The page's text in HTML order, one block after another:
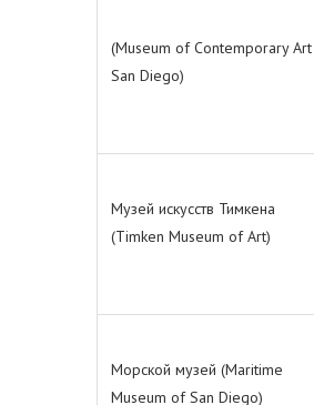
(Museum of Contemporary Art
San Diego)
Музей искусств Тимкена
(Timken Museum of Art)
Морской музей (Maritime
Museum of San Diego)